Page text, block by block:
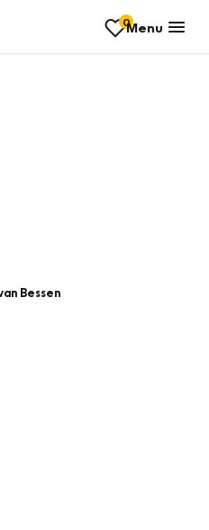
0Menu
Bessen